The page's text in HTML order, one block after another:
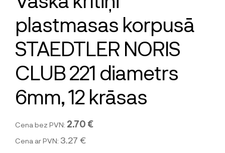
plastmasas korpusā
STAEDTLER NORIS
CLUB 221 diametrs
6mm, 12 krāsas
Cena bez PVN: 2.70 €
Cena ar PVN: 3.27 €